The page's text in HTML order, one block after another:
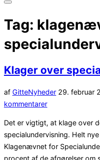
Slå
i
sidekolonne
Tag:
Klager over
af GitteNyhederUdgivet
29. februar
kommentarer
Det er vigtigt, at klage over
specialundervisning. Helt
Klagenævnet for